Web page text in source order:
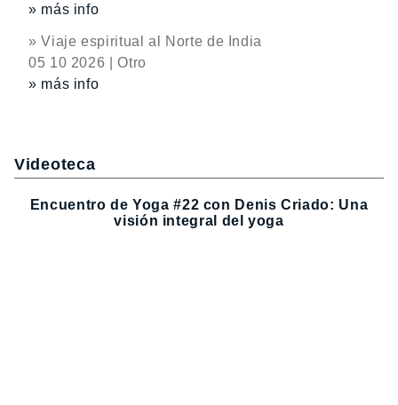
» más info
» Viaje espiritual al Norte de India
05 10 2026 | Otro
» más info
Videoteca
Encuentro de Yoga #22 con Denis Criado: Una
visión integral del yoga